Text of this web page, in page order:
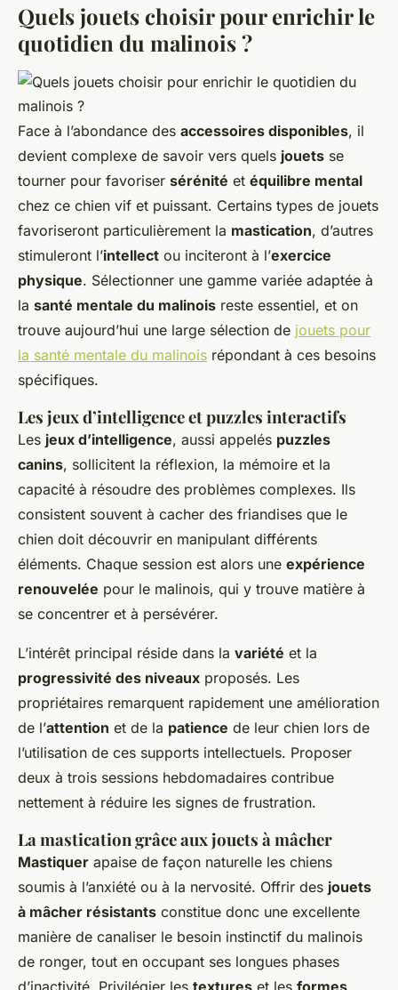
Quels jouets choisir pour enrichir le
quotidien du malinois ?
Face à l’abondance des accessoires disponibles, il
devient complexe de savoir vers quels jouets se
tourner pour favoriser sérénité et équilibre mental
chez ce chien vif et puissant. Certains types de jouets
favoriseront particulièrement la mastication, d’autres
stimuleront l’intellect ou inciteront à l’exercice
physique. Sélectionner une gamme variée adaptée à
la santé mentale du malinois reste essentiel, et on
trouve aujourd’hui une large sélection de jouets pour
la santé mentale du malinois répondant à ces besoins
spécifiques.
Les jeux d’intelligence et puzzles interactifs
Les jeux d’intelligence, aussi appelés puzzles
canins, sollicitent la réflexion, la mémoire et la
capacité à résoudre des problèmes complexes. Ils
consistent souvent à cacher des friandises que le
chien doit découvrir en manipulant différents
éléments. Chaque session est alors une expérience
renouvelée pour le malinois, qui y trouve matière à
se concentrer et à persévérer.
L’intérêt principal réside dans la variété et la
progressivité des niveaux proposés. Les
propriétaires remarquent rapidement une amélioration
de l’attention et de la patience de leur chien lors de
l’utilisation de ces supports intellectuels. Proposer
deux à trois sessions hebdomadaires contribue
nettement à réduire les signes de frustration.
La mastication grâce aux jouets à mâcher
Mastiquer apaise de façon naturelle les chiens
soumis à l’anxiété ou à la nervosité. Offrir des jouets
à mâcher résistants constitue donc une excellente
manière de canaliser le besoin instinctif du malinois
de ronger, tout en occupant ses longues phases
d’inactivité. Privilégier les textures et les formes